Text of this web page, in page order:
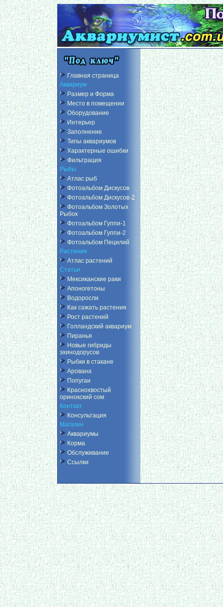
Главная страница
Аквариум
Размер и Форма
Место в помещении
Оборудование
Интерьер
Заполнение
Типы аквариумов
Характерные ошибки
Фильтрация
Рыбы
Атлас рыб
Фотоальбом Дискусов
Фотоальбом Дискусов-2
Фотоальбом Золотых
Рыбок
Фотоальбом Гуппи-1
Фотоальбом Гуппи-2
Фотоальбом Пецилий
Растения
Атлас растений
Статьи
Мексиканские раки
Апоногетоны
Водоросли
Как сажать растения
Рост растений
Голландский аквариум
Пиранья
Новые гибриды
эхинодорусов
Рыбки в стакане
Арована
Попугаи
Краснохвостый
оринокский сом
Контакт
Консультация
Магазин
Аквариумы
Корма
Обслуживание
Ссылки